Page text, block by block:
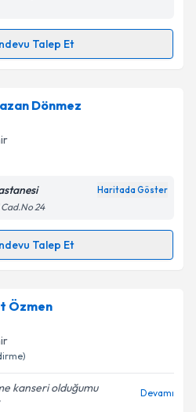
işlenmesine ilişkin
ve kişisel verilerimin belirtilen
Talebini Gönder
Talep Et
Talebi
için randevu takvimi talebi
randevu almanız için bir
e-posta ile bilgilendireceğiz.
işlenmesine ilişkin
ve kişisel verilerimin belirtilen
Talebini Gönder
Dönmez
Haritada Göster
24
Talep Et
Talebi
için randevu takvimi
uzmandan randevu almanız
e-posta ile
Özmen
kanseri olduğumu
Devamı